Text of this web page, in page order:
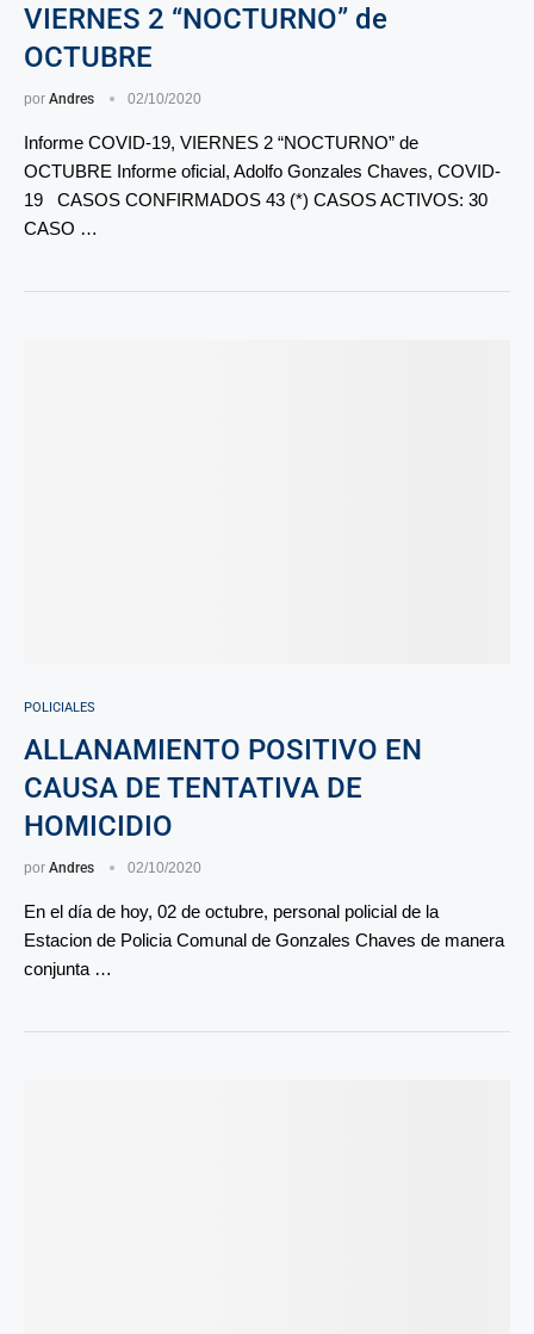
VIERNES 2 “NOCTURNO” de
OCTUBRE
por Andres 02/10/2020
Informe COVID-19, VIERNES 2 “NOCTURNO” de
OCTUBRE Informe oficial, Adolfo Gonzales Chaves, COVID-
19 CASOS CONFIRMADOS 43 (*) CASOS ACTIVOS: 30
CASO …
POLICIALES
ALLANAMIENTO POSITIVO EN
CAUSA DE TENTATIVA DE
HOMICIDIO
por Andres 02/10/2020
En el día de hoy, 02 de octubre, personal policial de la
Estacion de Policia Comunal de Gonzales Chaves de manera
conjunta …